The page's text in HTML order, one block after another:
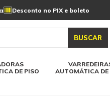
Desconto no PIX e boleto
BUSCAR
DE PISO
AUTOMÁTICA DE